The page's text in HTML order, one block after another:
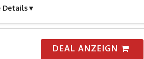
Details
DEAL ANZEIGN